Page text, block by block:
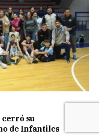
cerró su
de Infantiles